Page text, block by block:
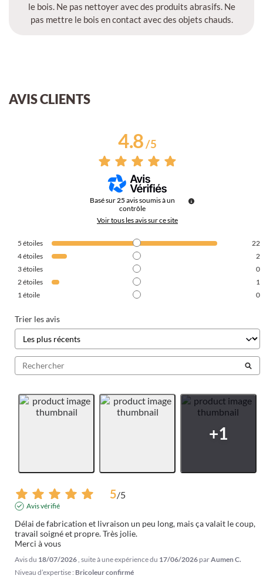
le bois. Ne pas nettoyer avec des produits abrasifs. Ne
pas mettre le bois en contact avec des objets chauds.
AVIS CLIENTS
4.8/5
Basé sur 25avis soumis à un
contrôle
Voir tous les avis sur ce site
5 étoiles
22
4étoiles
2
3étoiles
0
2étoiles
1
1 étoile 0
Trier les avis
5/5
Avis vérifié
Délai de fabrication et livraison un peu long, mais ça valait le coup,
travail soigné et propre. Très jolie.
Merci à vous
Avis du 18/07/2026 , suite à une expérience du 17/06/2026 parAumen C.
Niveau d’expertise : Bricoleur confirmé